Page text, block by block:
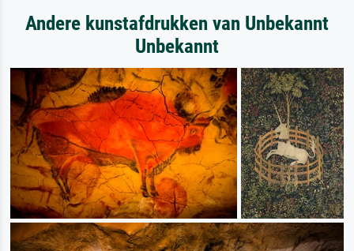
Andere kunstafdrukken van Unbekannt
Unbekannt